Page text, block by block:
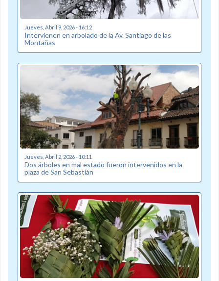
Jueves, Abril 9, 2026 - 16:12
Intervienen en arbolado de la Av. Santiago de las
Montañas
Jueves, Abril 2, 2026 - 10:11
Dos árboles en mal estado fueron intervenidos en la
plaza de San Sebastián